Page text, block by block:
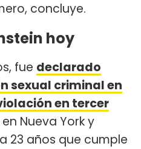
concluye.
hoy
fue declarado
sexual criminal en
en tercer
Nueva York y
23 años que cumple